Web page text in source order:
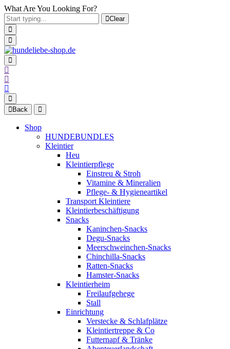
What Are You Looking For?
Clear
Back
Shop
HUNDEBUNDLES
Kleintier
Heu
Kleintierpflege
Einstreu & Stroh
Vitamine & Mineralien
Pflege- & Hygieneartikel
Transport Kleintiere
Kleintierbeschäftigung
Snacks
Kaninchen-Snacks
Degu-Snacks
Meerschweinchen-Snacks
Chinchilla-Snacks
Ratten-Snacks
Hamster-Snacks
Kleintierheim
Freilaufgehege
Stall
Einrichtung
Verstecke & Schlafplätze
Kleintiertreppe & Co
Futternapf & Tränke